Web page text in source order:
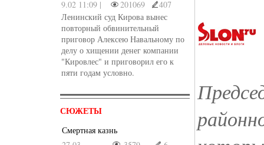
9.02 11:09 | 201069
407
Ленинский суд Кирова вынес
повторный обвинительный
приговор Алексею Навальному по
делу о хищении денег компании
"Кировлес" и приговорил его к
пяти годам условно.
СЮЖЕТЫ
Смертная казнь